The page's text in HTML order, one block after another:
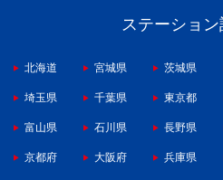
ステーショ
北海道 宮城県 茨城県
埼玉県 千葉県 東京都
富山県 石川県 長野県
京都府 大阪府 兵庫県